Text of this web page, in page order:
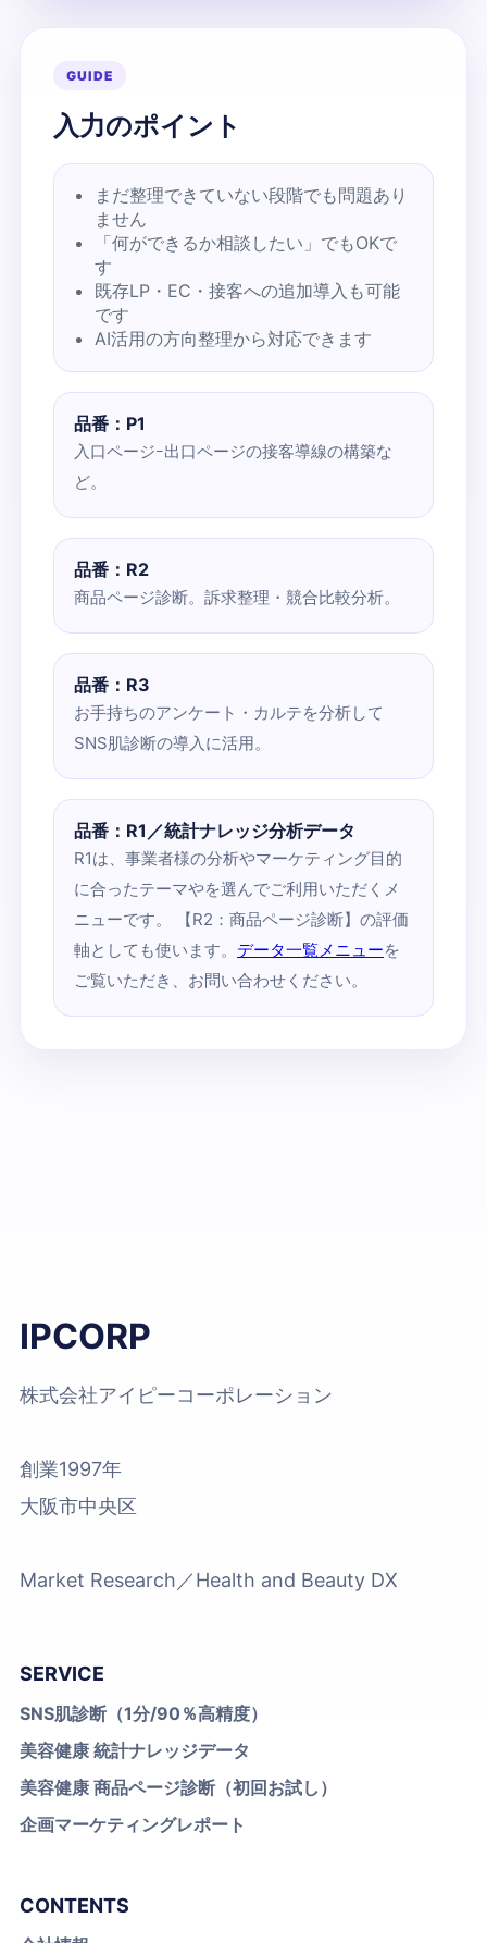
GUIDE
入力のポイント
まだ整理できていない段階でも問題あり
ません
「何ができるか相談したい」でもOKで
す
既存LP・EC・接客への追加導入も可能
です
AI活用の方向整理から対応できます
品番：P1
入口ページｰ出口ページの接客導線の構築な
ど。
品番：R2
商品ページ診断。訴求整理・競合比較分析。
品番：R3
お手持ちのアンケート・カルテを分析して
SNS肌診断の導入に活用。
品番：R1／統計ナレッジ分析データ
R1は、事業者様の分析やマーケティング目的
に合ったテーマやを選んでご利用いただくメ
ニューです。 【R2：商品ページ診断】の評価
軸としても使います。 データ一覧メニューを
ご覧いただき、お問い合わせください。
IPCORP
株式会社アイピーコーポレーション
創業1997年
大阪市中央区
Market Research／Health and Beauty DX
SERVICE
SNS肌診断（1分/90％高精度）
美容健康 統計ナレッジデータ
美容健康 商品ページ診断（初回お試し）
企画マーケティングレポート
CONTENTS